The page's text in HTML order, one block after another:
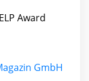
Award
GmbH